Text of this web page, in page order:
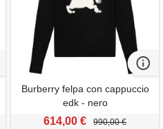
Burberry felpa con cappuccio
edk - nero
614,00 € 990,00 €